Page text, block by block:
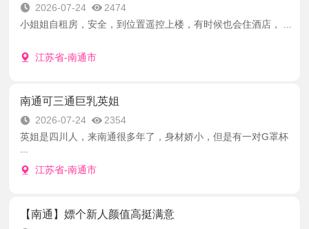
2026-07-24
2474
小姐姐自租房，安全，到位置遥控上楼，有时候也会住酒店， ...
江苏省-南通市
南通可三通巨乳英姐
2026-07-24
2354
英姐是四川人，来南通很多年了，身材娇小，但是有一对G罩杯
...
江苏省-南通市
【南通】嫖个新人颜值高挺满意